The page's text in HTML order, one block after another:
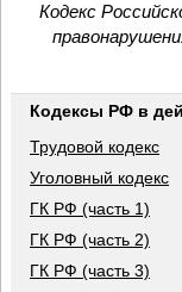
Кодекс
Кодексы РФ в
Трудовой кодекс
Уголовный кодекс
ГК РФ (часть 1)
ГК РФ (часть 2)
ГК РФ (часть 3)